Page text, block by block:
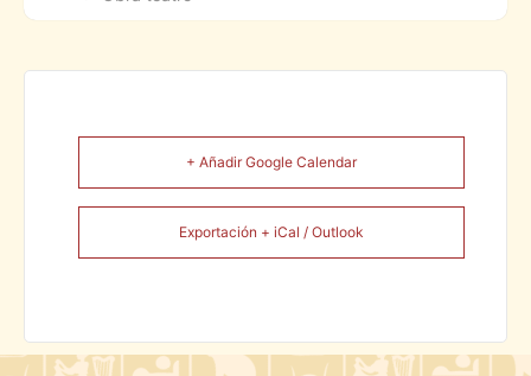
+ Añadir Google Calendar
Exportación + iCal / Outlook